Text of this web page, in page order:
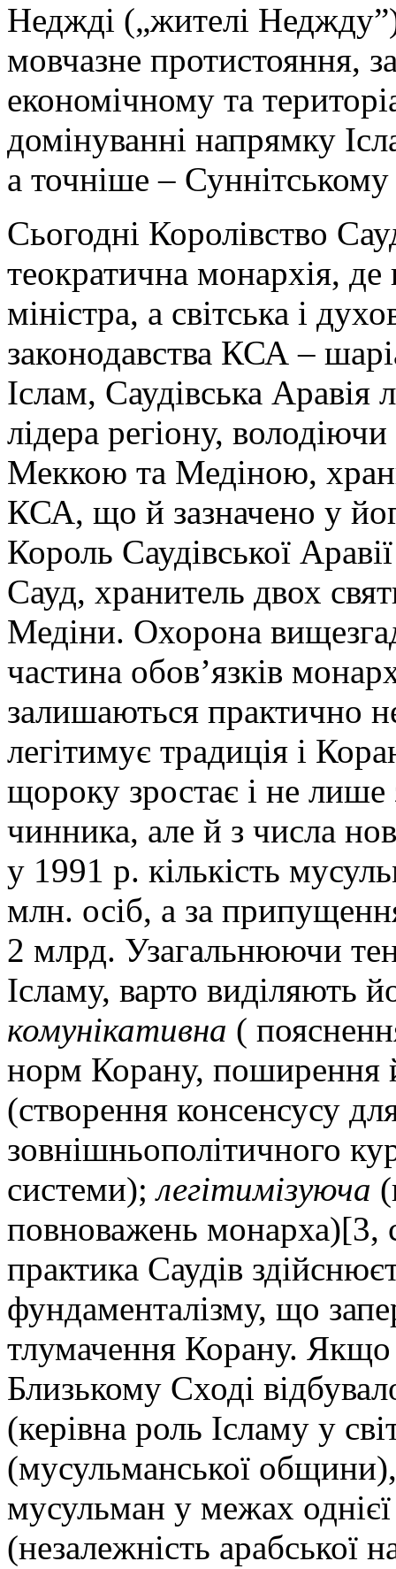
Неджді („жителі
мовчазне протистояння,
економічному та
домінуванні напрямку
а точніше – Суннітському
Сьогодні Королівство
теократична монархія,
міністра, а світська і
законодавства КСА –
Іслам, Саудівська
лідера регіону,
Меккою та Медіною,
КСА, що й зазначено у
Король Саудівської
Сауд, хранитель двох
Медіни. Охорона
частина обов’язків
залишаються практично
легітимує традиція і
щороку зростає і не
чинника, але й з числа
у 1991 р. кількість
млн. осіб, а за
2 млрд. Узагальнюючи
Ісламу, варто виділяють
комунікативна (
норм Корану, поширення
(створення консенсусу
зовнішньополітичного
системи);легітимізуюча
повноважень монарха)[3,
практика Саудів
фундаменталізму, що
тлумачення Корану.
Близькому Сході
(керівна роль Ісламу у
(мусульманської общини),
мусульман у межах
(незалежність арабської